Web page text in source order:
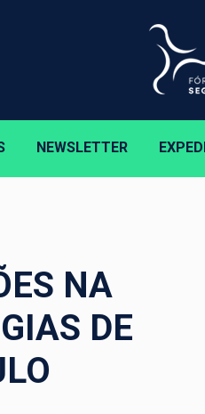
NEWSLETTER
NA
DE